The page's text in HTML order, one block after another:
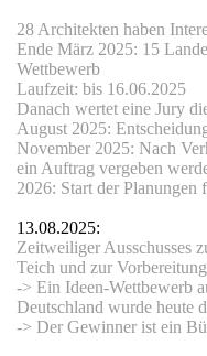
28 Architekten haben
Ende März 2025: 15
Wettbewerb
Laufzeit: bis 16.06.2025
Danach wertet eine Jury
August 2025:
November 2025: Nach
ein Auftrag vergeben
2026: Start der Planungen
13.08.2025:
Zeitweiliger Ausschusses
Teich und zur
-> Ein Ideen-Wettbewerb
Deutschland wurde heute
-> Der Gewinner ist ein